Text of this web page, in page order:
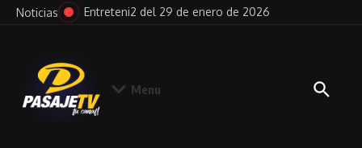
Saltar al contenido
Noticias Entreteni2 del 29 de enero de 2026
Menu